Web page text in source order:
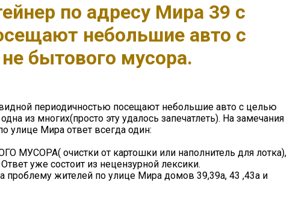
по адресу Мира 39 с
небольшие авто с
бытового мусора.
периодичностью посещают небольшие авто с целью
из многих(просто эту удалось запечатлеть). На замечания
улице Мира ответ всегда один:
МУСОРА( очистки от картошки или наполнитель для лотка),
уже состоит из нецензурной лексики.
проблему жителей по улице Мира домов 39,39а, 43 ,43а и